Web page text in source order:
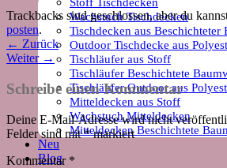
Wachstuch Tischdecken
Tischdecken aus Beschichteter
Outdoor Tischdecke aus
Tischläufer aus Stoff
Tischläufer Beschichtete
Tischläufer Outdoor aus
Mitteldecken aus Stoff
Wachstuch Mitteldecken
Mitteldecken Beschichtete
Neu
Blog
Trackbacks sind geschlossen, aber du
posten.
← Zurück
Weiter →
Schreibe einen Kommentar
Deine E-Mail-Adresse wird nicht
Felder sind mit*markiert
Kommentar *